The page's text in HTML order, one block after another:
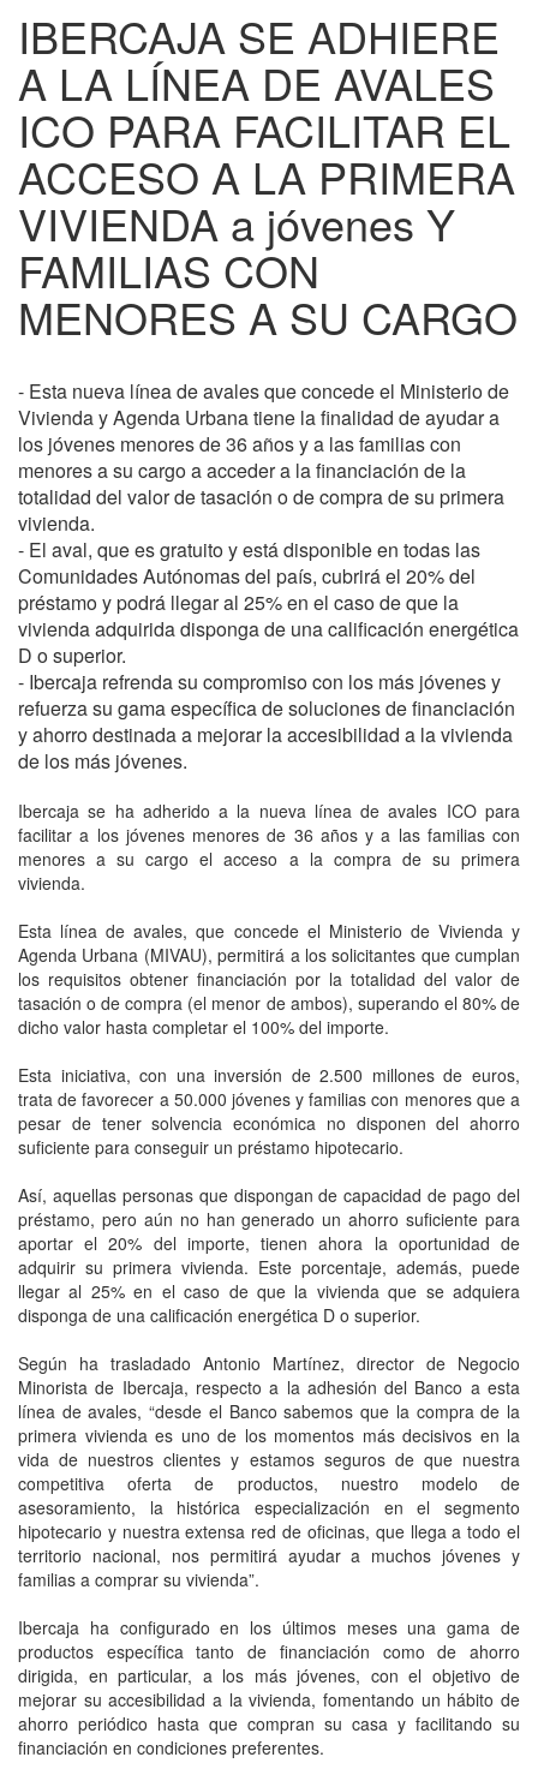
IBERCAJA SE ADHIERE
A LA LÍNEA DE AVALES
ICO PARA FACILITAR EL
ACCESO A LA PRIMERA
VIVIENDA a jóvenes Y
FAMILIAS CON
MENORES A SU CARGO
- Esta nueva línea de avales que concede el Ministerio de
Vivienda y Agenda Urbana tiene la finalidad de ayudar a
los jóvenes menores de 36 años y a las familias con
menores a su cargo a acceder a la financiación de la
totalidad del valor de tasación o de compra de su primera
vivienda.
- El aval, que es gratuito y está disponible en todas las
Comunidades Autónomas del país, cubrirá el 20% del
préstamo y podrá llegar al 25% en el caso de que la
vivienda adquirida disponga de una calificación energética
D o superior.
- Ibercaja refrenda su compromiso con los más jóvenes y
refuerza su gama específica de soluciones de financiación
y ahorro destinada a mejorar la accesibilidad a la vivienda
de los más jóvenes.
Ibercaja se ha adherido a la nueva línea de avales ICO para
facilitar a los jóvenes menores de 36 años y a las familias con
menores a su cargo el acceso a la compra de su primera
vivienda.
Esta línea de avales, que concede el Ministerio de Vivienda y
Agenda Urbana (MIVAU), permitirá a los solicitantes que cumplan
los requisitos obtener financiación por la totalidad del valor de
tasación o de compra (el menor de ambos), superando el 80% de
dicho valor hasta completar el 100% del importe.
Esta iniciativa, con una inversión de 2.500 millones de euros,
trata de favorecer a 50.000 jóvenes y familias con menores que a
pesar de tener solvencia económica no disponen del ahorro
suficiente para conseguir un préstamo hipotecario.
Así, aquellas personas que dispongan de capacidad de pago del
préstamo, pero aún no han generado un ahorro suficiente para
aportar el 20% del importe, tienen ahora la oportunidad de
adquirir su primera vivienda. Este porcentaje, además, puede
llegar al 25% en el caso de que la vivienda que se adquiera
disponga de una calificación energética D o superior.
Según ha trasladado Antonio Martínez, director de Negocio
Minorista de Ibercaja, respecto a la adhesión del Banco a esta
línea de avales, “desde el Banco sabemos que la compra de la
primera vivienda es uno de los momentos más decisivos en la
vida de nuestros clientes y estamos seguros de que nuestra
competitiva oferta de productos, nuestro modelo de
asesoramiento, la histórica especialización en el segmento
hipotecario y nuestra extensa red de oficinas, que llega a todo el
territorio nacional, nos permitirá ayudar a muchos jóvenes y
familias a comprar su vivienda”.
Ibercaja ha configurado en los últimos meses una gama de
productos específica tanto de financiación como de ahorro
dirigida, en particular, a los más jóvenes, con el objetivo de
mejorar su accesibilidad a la vivienda, fomentando un hábito de
ahorro periódico hasta que compran su casa y facilitando su
financiación en condiciones preferentes.